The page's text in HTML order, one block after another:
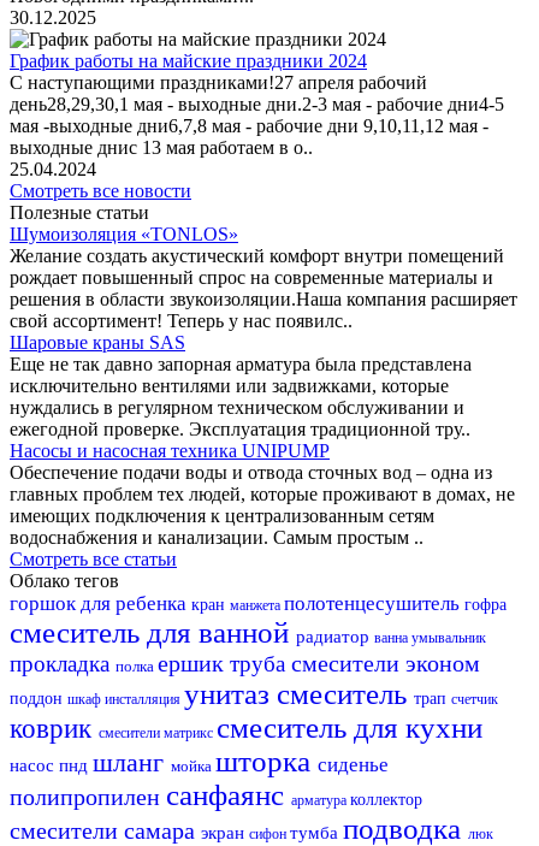
30.12.2025
График работы на майские праздники 2024
С наступающими праздниками!27 апреля рабочий
день28,29,30,1 мая - выходные дни.2-3 мая - рабочие дни4-5
мая -выходные дни6,7,8 мая - рабочие дни 9,10,11,12 мая -
выходные днис 13 мая работаем в о..
25.04.2024
Смотреть все новости
Полезные статьи
Шумоизоляция «TONLOS»
Желание создать акустический комфорт внутри помещений
рождает повышенный спрос на современные материалы и
решения в области звукоизоляции.Наша компания расширяет
свой ассортимент! Теперь у нас появилс..
Шаровые краны SAS
Еще не так давно запорная арматура была представлена
исключительно вентилями или задвижками, которые
нуждались в регулярном техническом обслуживании и
ежегодной проверке. Эксплуатация традиционной тру..
Насосы и насосная техника UNIPUMP
Обеспечение подачи воды и отвода сточных вод – одна из
главных проблем тех людей, которые проживают в домах, не
имеющих подключения к централизованным сетям
водоснабжения и канализации. Самым простым ..
Смотреть все статьи
Облако тегов
горшок для ребенка кран манжета полотенцесушитель гофра
смеситель для ванной радиатор ванна умывальник
прокладка полка ершик труба смесители эконом
поддон шкаф инсталляция унитаз смеситель трап счетчик
коврик смесители матрикс смеситель для кухни
насос пнд шланг мойка шторка сиденье
полипропилен санфаянс арматура коллектор
смесители самара экран сифон тумба подводка люк